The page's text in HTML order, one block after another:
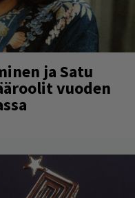
ja Satu
vuoden